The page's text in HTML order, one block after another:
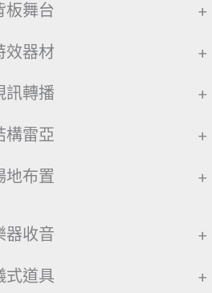
板舞台 +
效器材 +
訊轉播 +
構雷亞 +
地布置 +
器收音 +
式道具 +